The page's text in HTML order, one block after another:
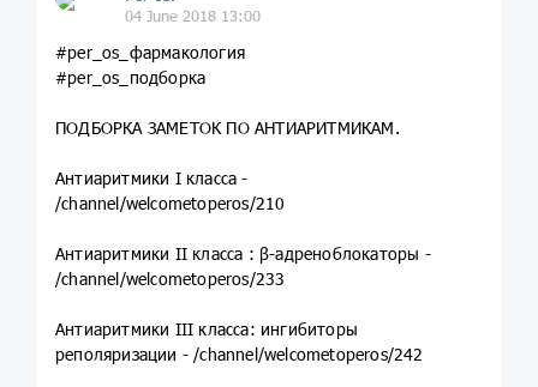
04 June 2018 13:00
#per_os_фармакология
#per_os_подборка
ПОДБОРКА ЗАМЕТОК ПО АНТИАРИТМИКАМ.
Антиаритмики I класса -
/channel/welcometoperos/210
Антиаритмики II класса : β-адреноблокаторы -
/channel/welcometoperos/233
Антиаритмики III класса: ингибиторы
реполяризации - /channel/welcometoperos/242